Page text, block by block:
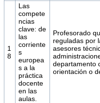
1
8
Las
compete
ncias
clave: de
las
corriente
s
europea
s a la
práctica
docente
en las
aulas.
Profesorado
reguladas por
asesores
departamento
orientación o